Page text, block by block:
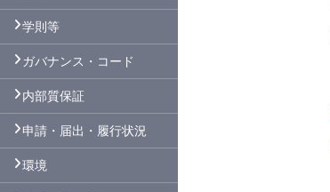
学則等
ガバナンス・コード
内部質保証
申請・届出・履行状況
環境